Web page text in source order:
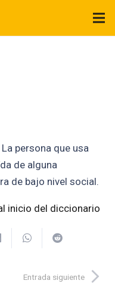
La persona que usa
de alguna
de bajo nivel social.
inicio del diccionario
Entrada siguiente